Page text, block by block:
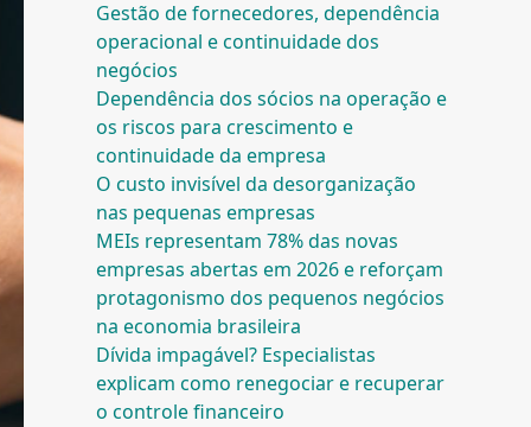
Gestão de fornecedores, dependência
operacional e continuidade dos
negócios
Dependência dos sócios na operação e
os riscos para crescimento e
continuidade da empresa
O custo invisível da desorganização
nas pequenas empresas
MEIs representam 78% das novas
empresas abertas em 2026 e reforçam
protagonismo dos pequenos negócios
na economia brasileira
Dívida impagável? Especialistas
explicam como renegociar e recuperar
o controle financeiro